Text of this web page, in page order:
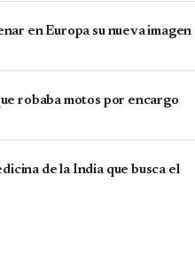
en Europa su nueva imagen
robaba motos por encargo
de la India que busca el